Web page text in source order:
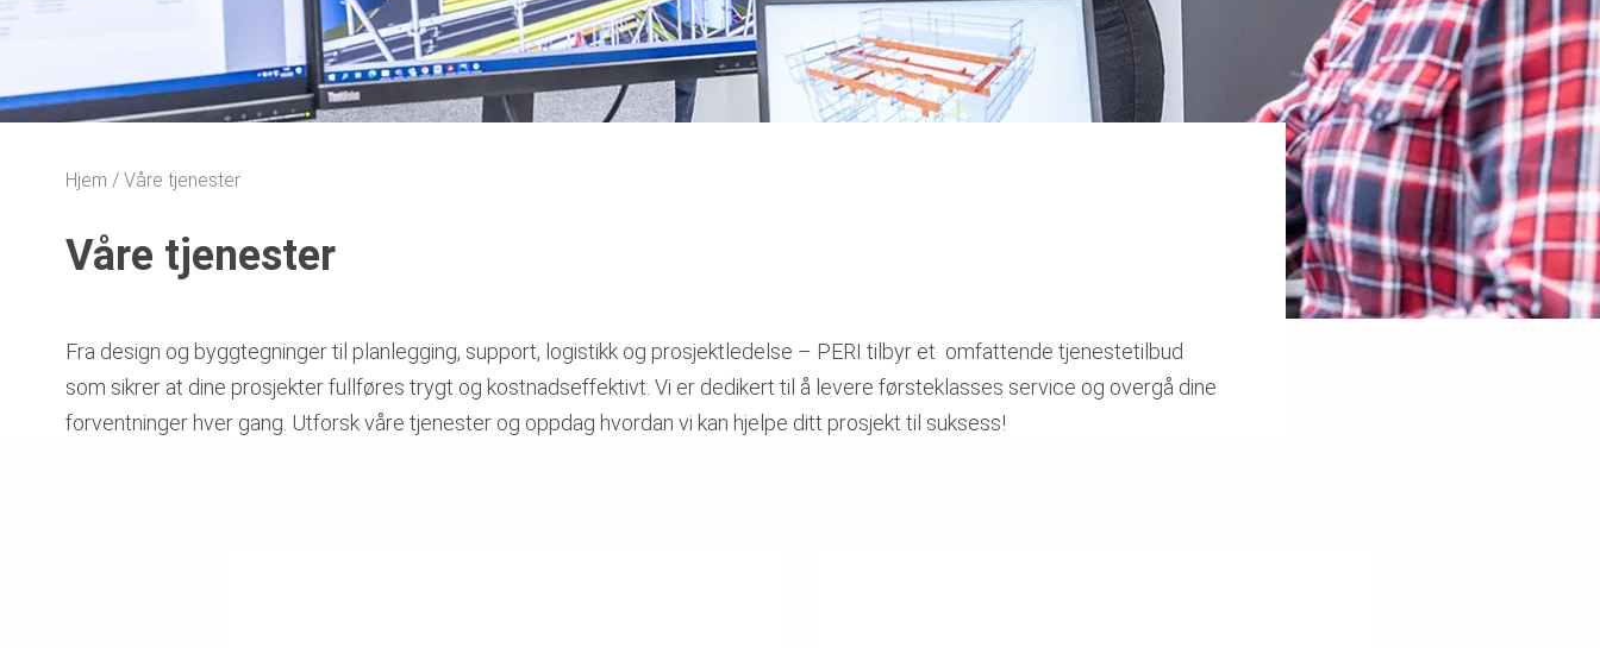
Hjem Våre tjenester
Våre tjenester
Fra design og byggtegninger til planlegging, support, logistikk og prosjektledelse – PERI tilbyr et omfattende tjenestetilbud
som sikrer at dine prosjekter fullføres trygt og kostnadseffektivt. Vi er dedikert til å levere førsteklasses service og overgå dine
forventninger hver gang. Utforsk våre tjenester og oppdag hvordan vi kan hjelpe ditt prosjekt til suksess!